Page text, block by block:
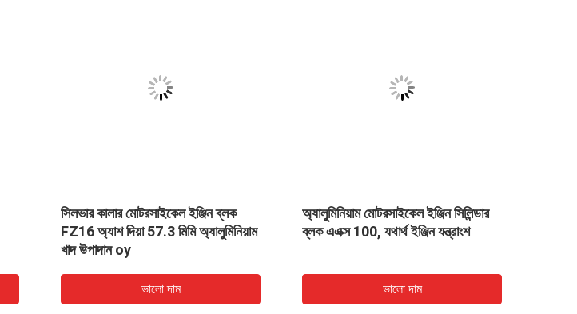
সিলভার কালার মোটরসাইকেল ইঞ্জিন ব্লক
FZ16 অ্যাশ দিয়া 57.3 মিমি অ্যালুমিনিয়াম
খাদ উপাদান oy
ভালো দাম
অ্যালুমিনিয়াম মোটরসাইকেল ইঞ্জিন সিলিন্ডার
ব্লক এএক্স 100, যথার্থ ইঞ্জিন যন্ত্রাংশ
ভালো দাম